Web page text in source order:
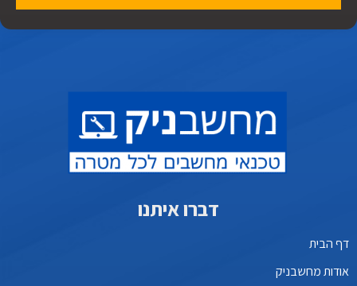
דברו איתנו
דף הבית
אודות מחשבניק